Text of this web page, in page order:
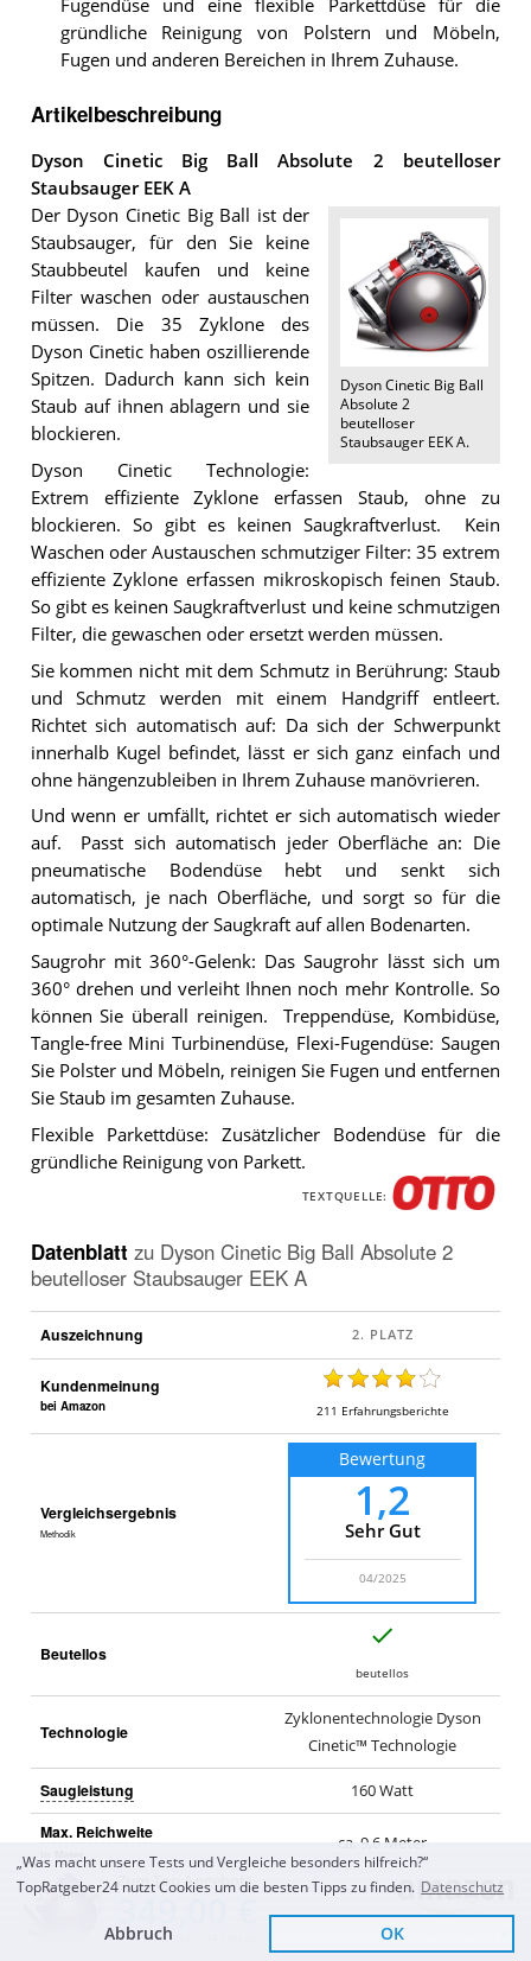
Zum Top Angebot
KOSTENLOSE LIEFERUNG Sofort Lieferbar
Fugendüse und eine flexible Parkettdüse für die
gründliche Reinigung von Polstern und Möbeln,
Fugen und anderen Bereichen in Ihrem Zuhause.
Artikelbeschreibung
Dyson Cinetic Big Ball Absolute 2 beutelloser
Staubsauger EEK A
Dyson Cinetic Big Ball
Absolute 2
beutelloser
Staubsauger EEK A.
Der Dyson Cinetic Big Ball ist der
Staubsauger, für den Sie keine
Staubbeutel kaufen und keine
Filter waschen oder austauschen
müssen. Die 35 Zyklone des
Dyson Cinetic haben oszillierende
Spitzen. Dadurch kann sich kein
Staub auf ihnen ablagern und sie
blockieren.
Dyson Cinetic Technologie:
Extrem effiziente Zyklone erfassen Staub, ohne zu
blockieren. So gibt es keinen Saugkraftverlust. Kein
Waschen oder Austauschen schmutziger Filter: 35 extrem
effiziente Zyklone erfassen mikroskopisch feinen Staub.
So gibt es keinen Saugkraftverlust und keine schmutzigen
Filter, die gewaschen oder ersetzt werden müssen.
Sie kommen nicht mit dem Schmutz in Berührung: Staub
und Schmutz werden mit einem Handgriff entleert.
Richtet sich automatisch auf: Da sich der Schwerpunkt
innerhalb Kugel befindet, lässt er sich ganz einfach und
ohne hängenzubleiben in Ihrem Zuhause manövrieren.
Und wenn er umfällt, richtet er sich automatisch wieder
auf. Passt sich automatisch jeder Oberfläche an: Die
pneumatische Bodendüse hebt und senkt sich
automatisch, je nach Oberfläche, und sorgt so für die
optimale Nutzung der Saugkraft auf allen Bodenarten.
Saugrohr mit 360°-Gelenk: Das Saugrohr lässt sich um
360° drehen und verleiht Ihnen noch mehr Kontrolle. So
können Sie überall reinigen. Treppendüse, Kombidüse,
Tangle-free Mini Turbinendüse, Flexi-Fugendüse: Saugen
Sie Polster und Möbeln, reinigen Sie Fugen und entfernen
Sie Staub im gesamten Zuhause.
Flexible Parkettdüse: Zusätzlicher Bodendüse für die
gründliche Reinigung von Parkett.
TEXTQUELLE:
Datenblatt zu Dyson Cinetic Big Ball Absolute 2
beutelloser Staubsauger EEK A
Auszeichnung
Kundenmeinung
bei Amazon 211 Erfahrungsberichte
Vergleichsergebnis
Methodik
Bewertung
1,2
Sehr Gut
04/2025
Beutellos
beutellos
Technologie
Zyklonentechnologie Dyson
Cinetic™ Technologie
Saugleistung 160Watt
Max. Reichweite
ca. 9,6 Meter
Behältergröße 1,8 Liter
kg
„Was macht unsere Tests und Vergleiche besonders hilfreich?“
TopRatgeber24 nutzt Cookies um die besten Tipps zu finden. Datenschutz
Abbruch OK